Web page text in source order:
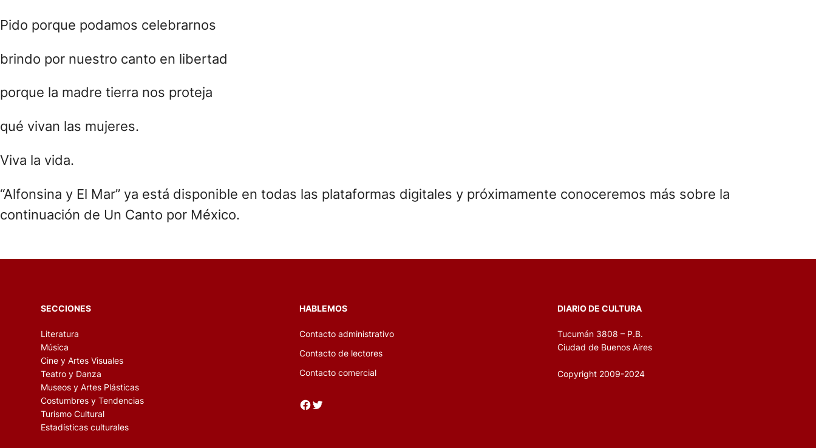
Pido porque podamos celebrarnos
brindo por nuestro canto en libertad
porque la madre tierra nos proteja
qué vivan las mujeres.
Viva la vida.
“Alfonsina y El Mar” ya está disponible en todas las plataformas digitales y próximamente conoceremos más sobre la
continuación de Un Canto por México.
SECCIONES
Literatura
Música
Cine y Artes Visuales
Teatro y Danza
Museos y Artes Plásticas
Costumbres y Tendencias
Turismo Cultural
Estadísticas culturales
HABLEMOS
Contacto administrativo
Contacto de lectores
Contacto comercial
Facebook Twitter
DIARIO DE CULTURA
Tucumán 3808 – P.B.
Ciudad de Buenos Aires
Copyright 2009-2024